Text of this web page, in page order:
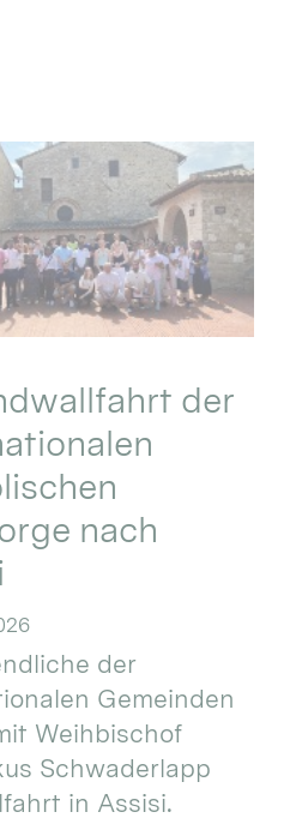
der
nach
der
Gemeinden
Weihbischof
Schwaderlapp
in Assisi.